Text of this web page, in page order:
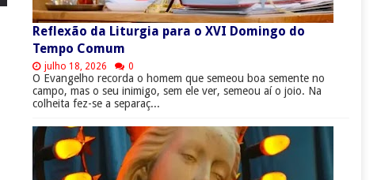
Reflexão da Liturgia para o XVI Domingo do
Tempo Comum
julho 18, 2026 0
O Evangelho recorda o homem que semeou boa semente no
campo, mas o seu inimigo, sem ele ver, semeou aí o joio. Na
colheita fez-se a separaç...